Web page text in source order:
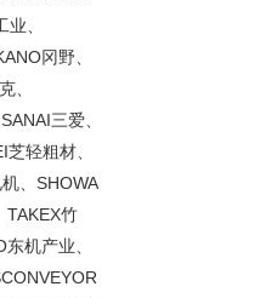
、
冈野、
、
三爱、
轻粗材、
、SHOWA
TAKEX竹
机产业、